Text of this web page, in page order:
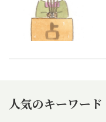
人気のキーワード